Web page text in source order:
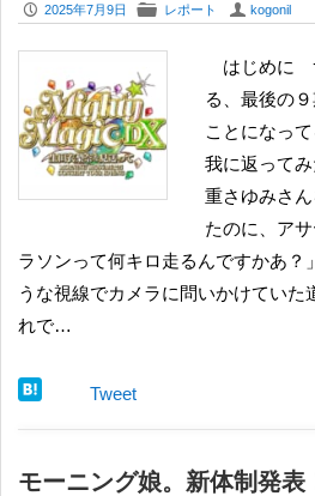
P 2025年7月9日 F レポート U kogonil
はじめに ずっと “えりぽん” でい
る、最後の
ことになっ
我に返って
重さゆみさ
たのに、ア
ラソンって何キロ走るんですかあ？
うな視線でカメラに問いかけていた
れで…
Tweet
モーニング娘。新体制発表